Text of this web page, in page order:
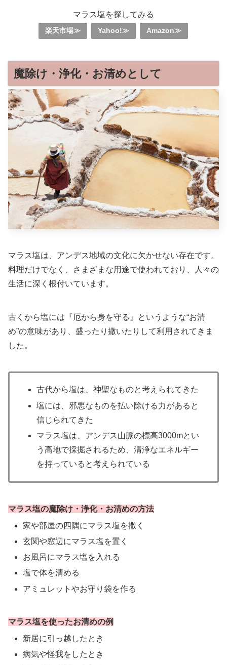
マラス塩を探してみる
楽天市場≫ Yahoo!≫ Amazon≫
魔除け・浄化・お清めとして
マラス塩は、アンデス地域の文化に欠かせない存在です。
料理だけでなく、さまざまな用途で使われており、人々の
生活に深く根付いています。
古くから塩には『厄から身を守る』というような“お清
め”の意味があり、盛ったり撒いたりして利用されてきま
した。
古代から塩は、神聖なものと考えられてきた
塩には、邪悪なものを払い除ける力があると
信じられてきた
マラス塩は、アンデス山脈の標高3000mとい
う高地で採掘されるため、清浄なエネルギー
を持っていると考えられている
マラス塩の魔除け・浄化・お清めの方法
家や部屋の四隅にマラス塩を撒く
玄関や窓辺にマラス塩を置く
お風呂にマラス塩を入れる
塩で体を清める
アミュレットやお守り袋を作る
マラス塩を使ったお清めの例
新居に引っ越したとき
病気や怪我をしたとき